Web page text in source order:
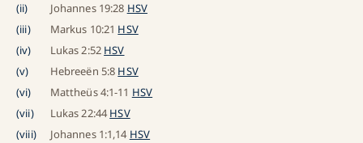
(ii) Johannes 19:28 HSV
(iii) Markus 10:21 HSV
(iv) Lukas 2:52 HSV
(v) Hebreeën 5:8 HSV
(vi) Mattheüs 4:1-11 HSV
(vii) Lukas 22:44 HSV
(viii) Johannes 1:1,14 HSV